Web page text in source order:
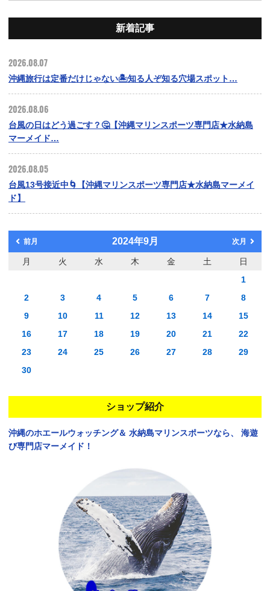
新着記事
2026.08.07
沖縄旅行は定番だけじゃない🏝️知る人ぞ知る穴場スポット…
2026.08.06
台風の日はどう過ごす？🤔【沖縄マリンスポーツ専門店★水納島
マーメイド…
2026.08.05
台風13号接近中🌀【沖縄マリンスポーツ専門店★水納島マーメイ
ド】
前月 2024年9月 次月
月 火 水 木 金 土
日
1
2
3 4 5 6 7
8
9
10 11 12 13 14
15
16
17 18 19 20 21
22
23
24 25 26 27 28
29
30
ショップ紹介
沖縄のホエールウォッチング＆ 水納島マリンスポーツなら、
海遊
び専門店マーメイド！